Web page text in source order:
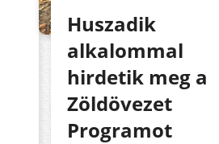
Huszadik
alkalommal
hirdetik meg a
Zöldövezet
Programot